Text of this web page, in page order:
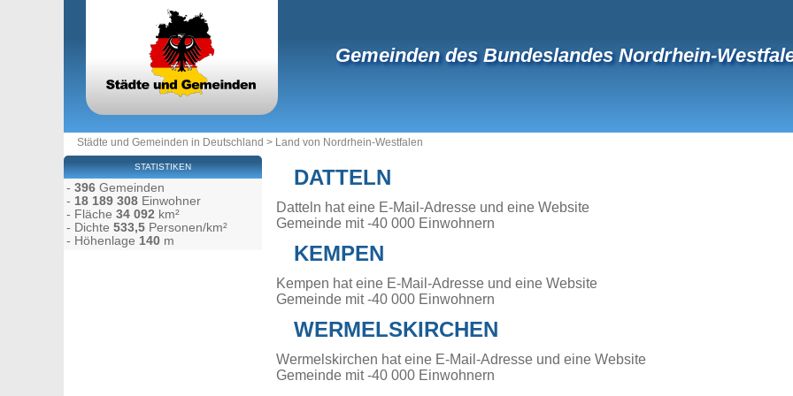
Gemeinden des Bundeslandes Nordrhein-
Städte und Gemeinden in Deutschland > Land von Nordrhein-Westfalen
DATTELN
Datteln hat eine E-Mail-Adresse und eine Website
Gemeinde mit -40 000 Einwohnern
KEMPEN
Kempen hat eine E-Mail-Adresse und eine Website
Gemeinde mit -40 000 Einwohnern
WERMELSKIRCHEN
Wermelskirchen hat eine E-Mail-Adresse und eine Website
Gemeinde mit -40 000 Einwohnern
STATISTIKEN
- 396 Gemeinden
- 18 189 308 Einwohner
- Fläche 34 092 km²
- Dichte 533,5 Personen/km²
- Höhenlage 140 m